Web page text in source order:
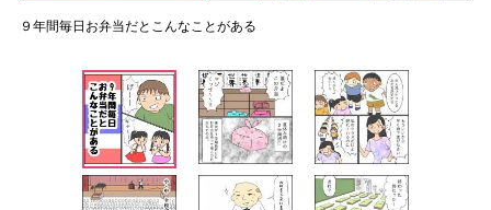
９年間毎日お弁当だとこんなことがある